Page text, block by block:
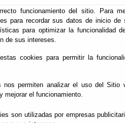
funcionamiento del sitio. Para
para recordar sus datos de inicio de
para optimizar la funcionalidad
de sus intereses.
cookies para permitir la
nos permiten analizar el uso del Sitio
mejorar el funcionamiento.
son utilizadas por empresas
EL
Del : 17/08/
Lugar:
Tipo:
CALENDARIO DEL
Del : 01/01/
Perido: 01 -
Junio;07 -